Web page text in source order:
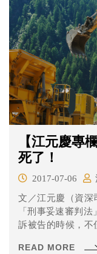
【江元慶專
死了！
2017-07-06
文／江元慶（資深
「刑事妥速審判
訴被告的時候，不
READ MORE